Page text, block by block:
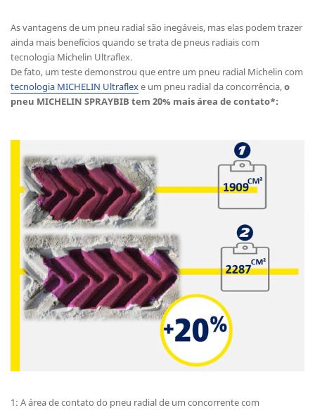
As vantagens de um pneu radial são inegáveis, mas elas podem trazer
ainda mais benefícios quando se trata de pneus radiais com
tecnologia Michelin Ultraflex.
De fato, um teste demonstrou que entre um pneu radial Michelin com
tecnologia MICHELIN Ultraflexe um pneu radial da concorrência,o
pneu MICHELIN SPRAYBIB tem 20% mais área de contato*:
1: A área de contato do pneu radial de um concorrente com